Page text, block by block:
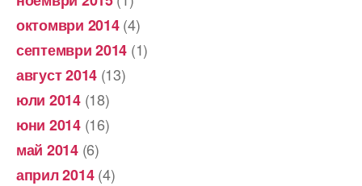
октомври 2014(4)
септември 2014 (1)
август 2014 (13)
юли 2014(18)
юни 2014(16)
май 2014(6)
април 2014(4)